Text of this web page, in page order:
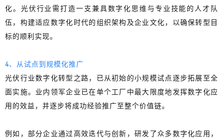
化。 光伏行业需打造一支兼具数字化思维与专业技能的人才队
伍 ，构建适应数字化时代的组织架构及企业文化，以确保转型目
标的顺利实现。
4、从试点到规模化推广
光伏行业数字化转型之路，已从初始的小规模试点逐步拓展至全
面实施。 业内领军企业已在单个工厂中最大限度地发挥数字化应
用的效益 ，并逐步将成功经验推广至整个价值链。
例如，部分企业通过高效迭代与创新，研发了众多数字化应用，